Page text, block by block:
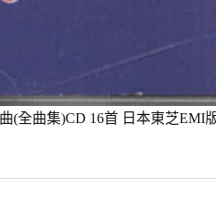
(全曲集)CD 16首 日本東芝EMI